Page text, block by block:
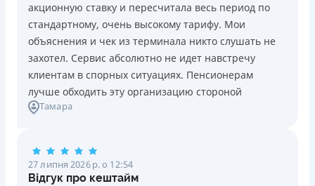
акционную ставку и пересчитала весь период по
стандартному, очень высокому тарифу. Мои
объяснения и чек из терминала никто слушать не
захотел. Сервис абсолютно не идет навстречу
клиентам в спорных ситуациях. Пенсионерам
лучше обходить эту организацию стороной
Тамара
27 липня 2026 р. о 12:54
Відгук про кештайм